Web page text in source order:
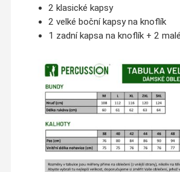
2 klasické kapsy
2 velké boční kapsy na knoflík
1 zadní kapsa na knoflík + 2